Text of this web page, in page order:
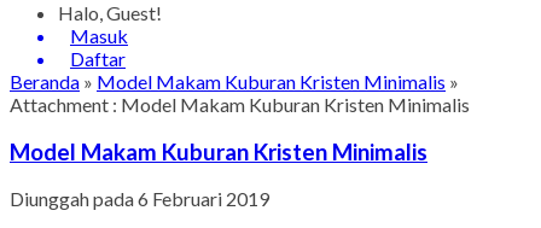
Halo, Guest!
Masuk
Daftar
Beranda » Model Makam Kuburan Kristen Minimalis »
Attachment : Model Makam Kuburan Kristen Minimalis
Model Makam Kuburan Kristen Minimalis
Diunggah pada 6 Februari 2019